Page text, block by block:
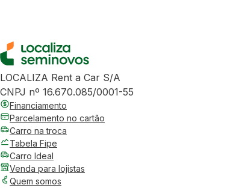
LOCALIZA Rent a Car S/A
CNPJ nº 16.670.085/0001-55
Financiamento
Parcelamento no cartão
Carro na troca
Tabela Fipe
Carro Ideal
Venda para lojistas
Quem somos